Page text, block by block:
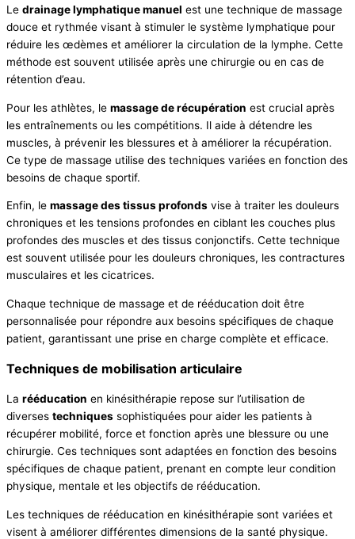
Le drainage lymphatique manuel est une technique de massage
douce et rythmée visant à stimuler le système lymphatique pour
réduire les œdèmes et améliorer la circulation de la lymphe. Cette
méthode est souvent utilisée après une chirurgie ou en cas de
rétention d’eau.
Pour les athlètes, le massage de récupération est crucial après
les entraînements ou les compétitions. Il aide à détendre les
muscles, à prévenir les blessures et à améliorer la récupération.
Ce type de massage utilise des techniques variées en fonction des
besoins de chaque sportif.
Enfin, le massage des tissus profonds vise à traiter les douleurs
chroniques et les tensions profondes en ciblant les couches plus
profondes des muscles et des tissus conjonctifs. Cette technique
est souvent utilisée pour les douleurs chroniques, les contractures
musculaires et les cicatrices.
Chaque technique de massage et de rééducation doit être
personnalisée pour répondre aux besoins spécifiques de chaque
patient, garantissant une prise en charge complète et efficace.
Techniques de mobilisation articulaire
La rééducation en kinésithérapie repose sur l’utilisation de
diverses techniques sophistiquées pour aider les patients à
récupérer mobilité, force et fonction après une blessure ou une
chirurgie. Ces techniques sont adaptées en fonction des besoins
spécifiques de chaque patient, prenant en compte leur condition
physique, mentale et les objectifs de rééducation.
Les techniques de rééducation en kinésithérapie sont variées et
visent à améliorer différentes dimensions de la santé physique.